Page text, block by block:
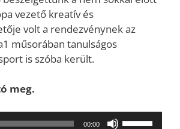
vezető kreatív és
volt a rendezvénynek az
műsorában tanulságos
is szóba került.
meg.
00:00